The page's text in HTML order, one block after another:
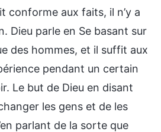
conforme aux faits, il n’y a
Dieu parle en Se basant sur
des hommes, et il suffit aux
pendant un certain
Le but de Dieu en disant
les gens et de les
parlant de la sorte que